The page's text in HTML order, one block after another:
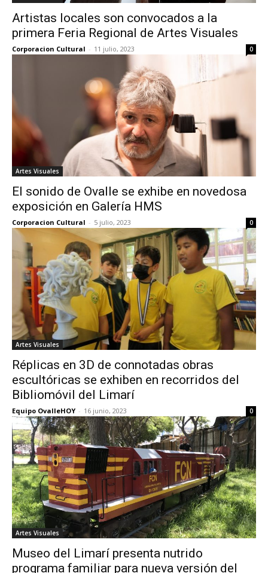
Artistas locales son convocados a la
primera Feria Regional de Artes Visuales
Corporacion Cultural - 11 julio, 2023 0
Artes Visuales
El sonido de Ovalle se exhibe en novedosa
exposición en Galería HMS
Corporacion Cultural - 5 julio, 2023 0
Artes Visuales
Réplicas en 3D de connotadas obras
escultóricas se exhiben en recorridos del
Bibliomóvil del Limarí
Equipo OvalleHOY - 16 junio, 2023 0
Artes Visuales
Museo del Limarí presenta nutrido
programa familiar para nueva versión del